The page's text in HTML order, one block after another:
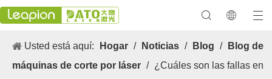
Usted está aquí: Hogar / Noticias / Blog /
Blog de
máquinas de corte por láser / ¿Cuáles son las fallas en